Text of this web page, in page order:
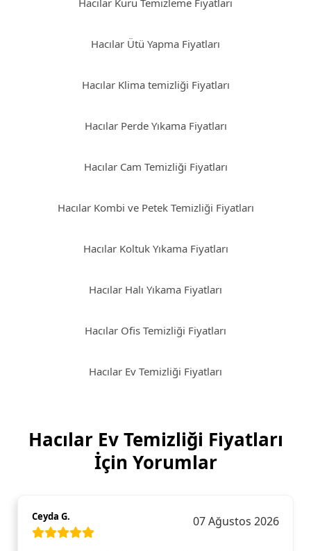
Hacılar Kuru Temizleme Fiyatları
Hacılar Ütü Yapma Fiyatları
Hacılar Klima temizliği Fiyatları
Hacılar Perde Yıkama Fiyatları
Hacılar Cam Temizliği Fiyatları
Hacılar Kombi ve Petek Temizliği Fiyatları
Hacılar Koltuk Yıkama Fiyatları
Hacılar Halı Yıkama Fiyatları
Hacılar Ofis Temizliği Fiyatları
Hacılar Ev Temizliği Fiyatları
Hacılar Ev Temizliği Fiyatları
İçin Yorumlar
Ceyda G. 07 Ağustos 2026